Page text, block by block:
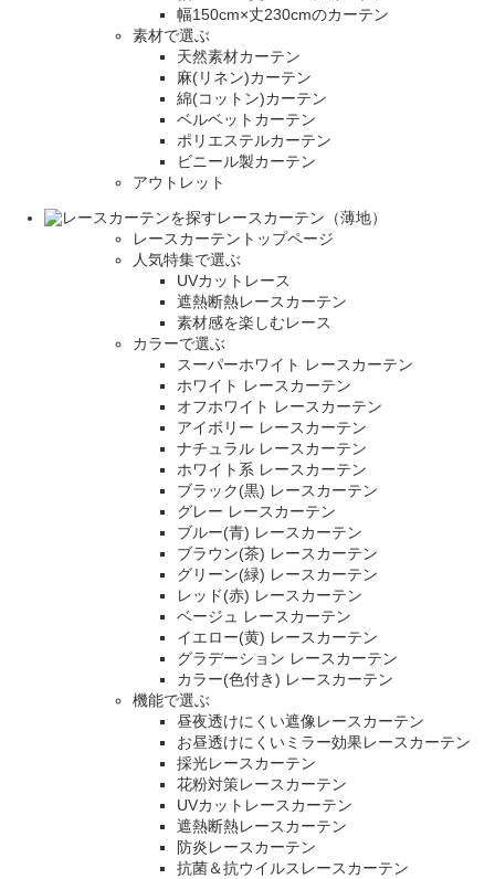
幅150cm×丈230cmのカーテン
素材で選ぶ
天然素材カーテン
麻(リネン)カーテン
綿(コットン)カーテン
ベルベットカーテン
ポリエステルカーテン
ビニール製カーテン
アウトレット
レースカーテン（薄地）
レースカーテントップページ
人気特集で選ぶ
UVカットレース
遮熱断熱レースカーテン
素材感を楽しむレース
カラーで選ぶ
スーパーホワイト レースカーテン
ホワイト レースカーテン
オフホワイト レースカーテン
アイボリー レースカーテン
ナチュラル レースカーテン
ホワイト系 レースカーテン
ブラック(黒) レースカーテン
グレー レースカーテン
ブルー(青) レースカーテン
ブラウン(茶) レースカーテン
グリーン(緑) レースカーテン
レッド(赤) レースカーテン
ベージュ レースカーテン
イエロー(黄) レースカーテン
グラデーション レースカーテン
カラー(色付き) レースカーテン
機能で選ぶ
昼夜透けにくい遮像レースカーテン
お昼透けにくいミラー効果レースカーテン
採光レースカーテン
花粉対策レースカーテン
UVカットレースカーテン
遮熱断熱レースカーテン
防炎レースカーテン
抗菌＆抗ウイルスレースカーテン